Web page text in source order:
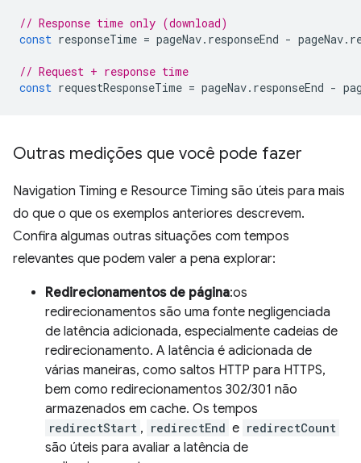
// Response time only (download)
const responseTime = pageNav. responseEnd - pageNav.
// Request + response time
const requestResponseTime = pageNav. responseEnd -
Outras medições que você pode fazer
Navigation Timing e Resource Timing são úteis para mais
do que o que os exemplos anteriores descrevem.
Confira algumas outras situações com tempos
relevantes que podem valer a pena explorar:
Redirecionamentos de página:os
redirecionamentos são uma fonte negligenciada
de latência adicionada, especialmente cadeias de
redirecionamento. A latência é adicionada de
várias maneiras, como saltos HTTP para HTTPS,
bem como redirecionamentos 302/301 não
armazenados em cache. Os tempos
redirectStart , redirectEnd e redirectCount
são úteis para avaliar a latência de